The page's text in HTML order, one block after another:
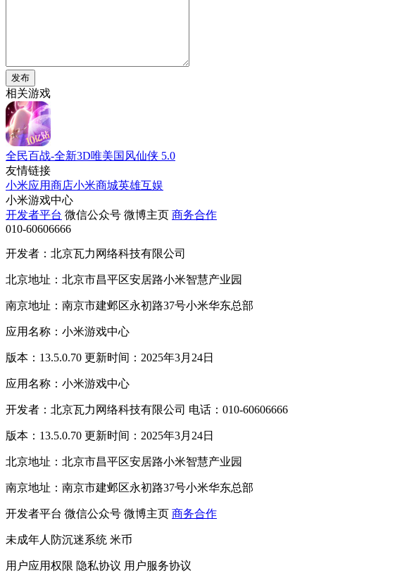
发布
相关游戏
全民百战-全新3D唯美国风仙侠 5.0
友情链接
小米应用商店小米商城英雄互娱
小米游戏中心
开发者平台 微信公众号 微博主页 商务合作
010-60606666
开发者：北京瓦力网络科技有限公司
北京地址：北京市昌平区安居路小米智慧产业园
南京地址：南京市建邺区永初路37号小米华东总部
应用名称：小米游戏中心
版本：13.5.0.70 更新时间：2025年3月24日
应用名称：小米游戏中心
开发者：北京瓦力网络科技有限公司 电话：010-60606666
版本：13.5.0.70 更新时间：2025年3月24日
北京地址：北京市昌平区安居路小米智慧产业园
南京地址：南京市建邺区永初路37号小米华东总部
开发者平台 微信公众号 微博主页 商务合作
未成年人防沉迷系统 米币
用户应用权限 隐私协议 用户服务协议